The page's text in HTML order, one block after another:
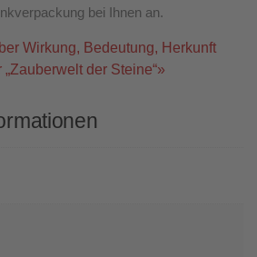
bei Ihnen an.
Wirkung, Bedeutung, Herkunft
der Steine“»